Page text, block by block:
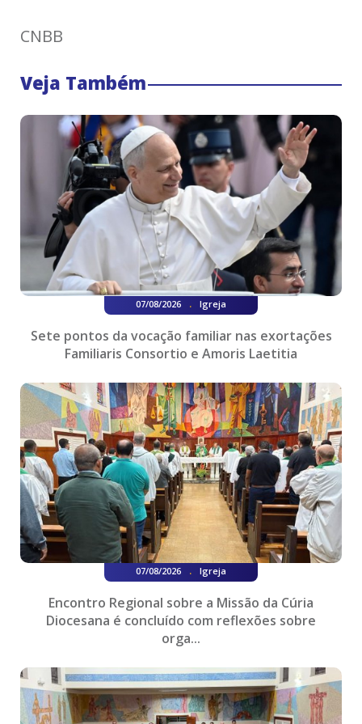
CNBB
Veja Também
07/08/2026 . Igreja
Sete pontos da vocação familiar nas exortações
Familiaris Consortio e Amoris Laetitia
07/08/2026 . Igreja
Encontro Regional sobre a Missão da Cúria
Diocesana é concluído com reflexões sobre
orga...